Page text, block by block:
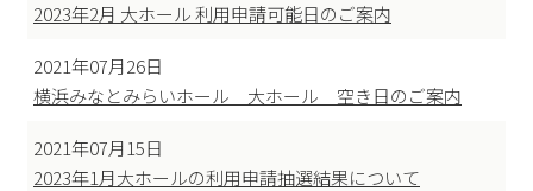
2023年2月 大ホール 利用申請可能日のご案内
2021年07月26日
横浜みなとみらいホール 大ホール 空き日のご案内
2021年07月15日
2023年1月大ホールの利用申請抽選結果について